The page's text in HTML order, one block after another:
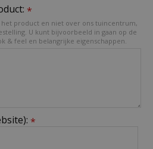
*
product en niet over ons tuincentrum,
U kunt bijvoorbeeld in gaan op de
& feel en belangrijke eigenschappen.
*